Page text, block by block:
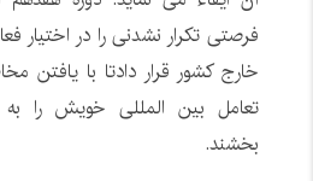
فرصتی تکرار نشدنی را در اختیار
خارج کشور قرار دادتا با یافتن
تعامل بین المللی خویش را
بخشند.